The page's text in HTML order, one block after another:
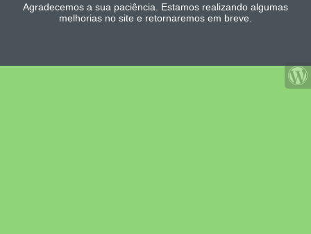
Agradecemos a sua paciência. Estamos realizando algumas
melhorias no site e retornaremos em breve.